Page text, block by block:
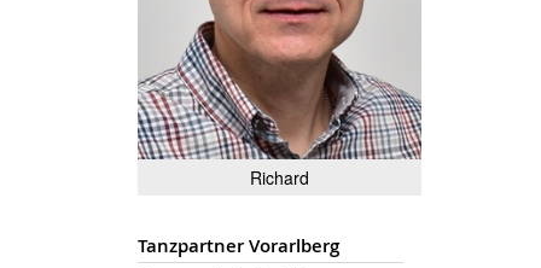
Richard
Tanzpartner Vorarlberg